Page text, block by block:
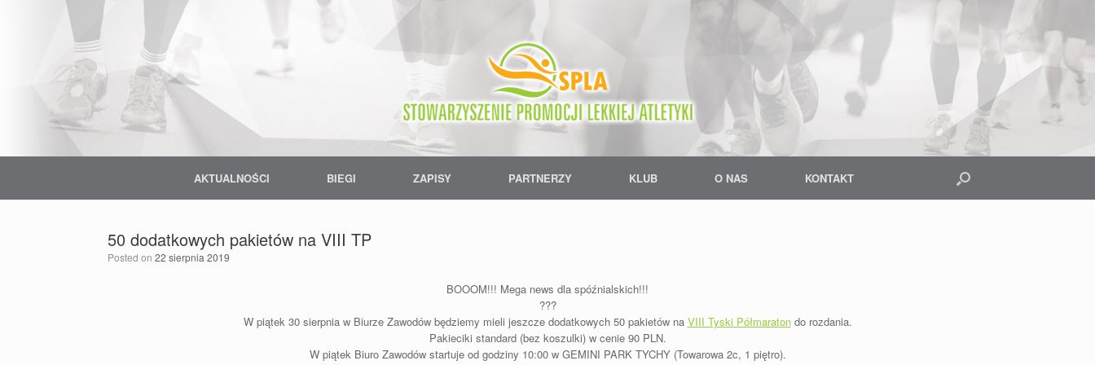
AKTUALNOŚCI BIEGI ZAPISY PARTNERZY KLUB O NAS KONTAKT
50 dodatkowych pakietów na VIII TP
Posted on 22 sierpnia 2019
BOOOM!!! Mega news dla spóźnialskich!!!
???
W piątek 30 sierpnia w Biurze Zawodów będziemy mieli jeszcze dodatkowych 50 pakietów na VIII Tyski Półmaratondo rozdania.
Pakieciki standard (bez koszulki) w cenie 90 PLN.
W piątek Biuro Zawodów startuje od godziny 10:00 w GEMINI PARK TYCHY (Towarowa 2c, 1 piętro).